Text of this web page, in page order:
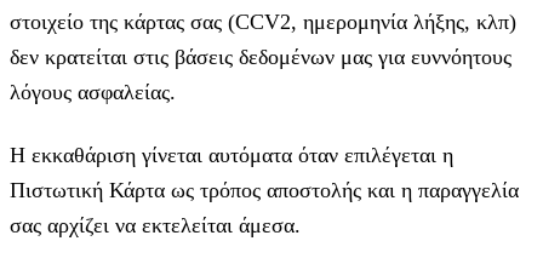
στοιχείο της κάρτας σας (CCV2, ημερομηνία λήξης, κλπ)
δεν κρατείται στις βάσεις δεδομένων μας για ευννόητους
λόγους ασφαλείας.
Η εκκαθάριση γίνεται αυτόματα όταν επιλέγεται η
Πιστωτική Κάρτα ως τρόπος αποστολής και η παραγγελία
σας αρχίζει να εκτελείται άμεσα.